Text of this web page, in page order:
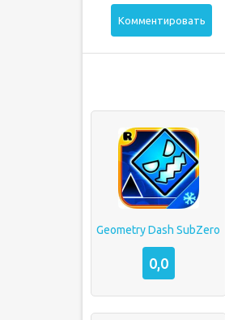
Комментировать
Geometry Dash SubZero
0,0